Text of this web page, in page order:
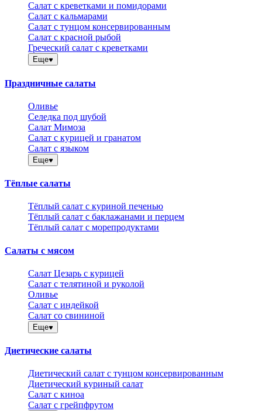
Салат с креветками и помидорами
Салат с кальмарами
Салат с тунцом консервированным
Салат с красной рыбой
Греческий салат с креветками
Еще
Праздничные салаты
Оливье
Селедка под шубой
Салат Мимоза
Салат с курицей и гранатом
Салат с языком
Еще
Тёплые салаты
Тёплый салат с куриной печенью
Тёплый салат с баклажанами и перцем
Тёплый салат с морепродуктами
Салаты с мясом
Салат Цезарь с курицей
Салат с телятиной и руколой
Оливье
Салат с индейкой
Салат со свининой
Еще
Диетические салаты
Диетический салат с тунцом консервированным
Диетический куриный салат
Салат с киноа
Салат с грейпфрутом